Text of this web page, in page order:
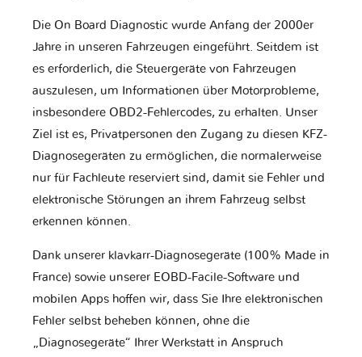
Die On Board Diagnostic wurde Anfang der 2000er
Jahre in unseren Fahrzeugen eingeführt. Seitdem ist
es erforderlich, die Steuergeräte von Fahrzeugen
auszulesen, um Informationen über Motorprobleme,
insbesondere OBD2-Fehlercodes, zu erhalten. Unser
Ziel ist es, Privatpersonen den Zugang zu diesen KFZ-
Diagnosegeräten zu ermöglichen, die normalerweise
nur für Fachleute reserviert sind, damit sie Fehler und
elektronische Störungen an ihrem Fahrzeug selbst
erkennen können.
Dank unserer klavkarr-Diagnosegeräte (100% Made in
France) sowie unserer EOBD-Facile-Software und
mobilen Apps hoffen wir, dass Sie Ihre elektronischen
Fehler selbst beheben können, ohne die
„Diagnosegeräte“ Ihrer Werkstatt in Anspruch